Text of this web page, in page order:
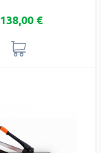
Precio
138,00 €